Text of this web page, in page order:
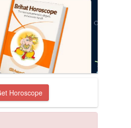
Horoscope